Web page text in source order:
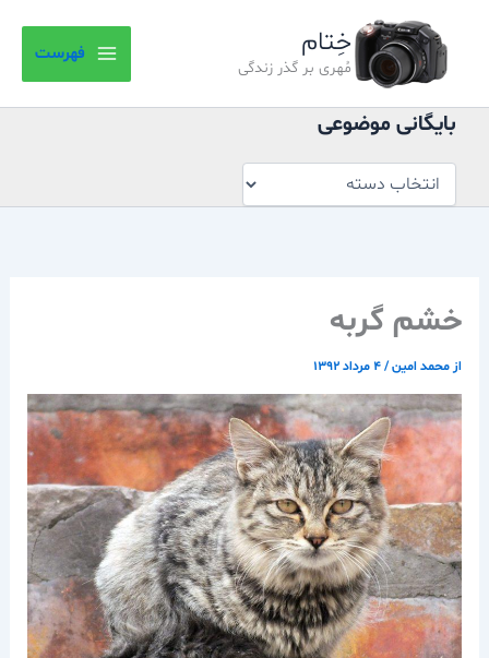
خِتام
مُهری بر گذر زندگی
فهرست
بایگانی موضوعی
موضوعی
خشم گربه
از محمد امین/۴ مرداد ۱۳۹۲